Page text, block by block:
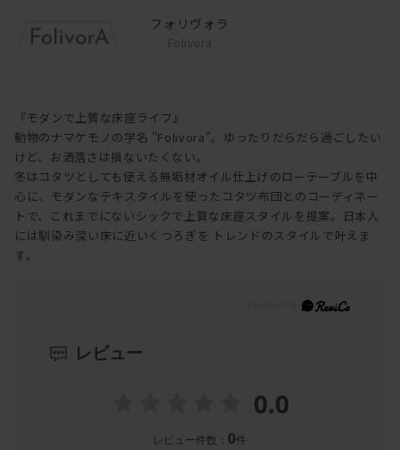
フォリヴォラ
Folivora
『モダンで上質な床座ライフ』
動物のナマケモノの学名 "Folivora"。ゆったりだらだら過ごしたい
けど、お洒落さは損ないたくない。
冬はコタツとしても使える無垢材オイル仕上げのローテーブルを中
心に、モダンなテキスタイルを使ったコタツ布団とのコーディネー
トで、これまでにないシックで上質な床座スタイルを提案。日本人
には馴染み深い床に近いくつろぎを トレンドのスタイルで叶えま
す。
レビュー
0.0
レビュー件数： 0件